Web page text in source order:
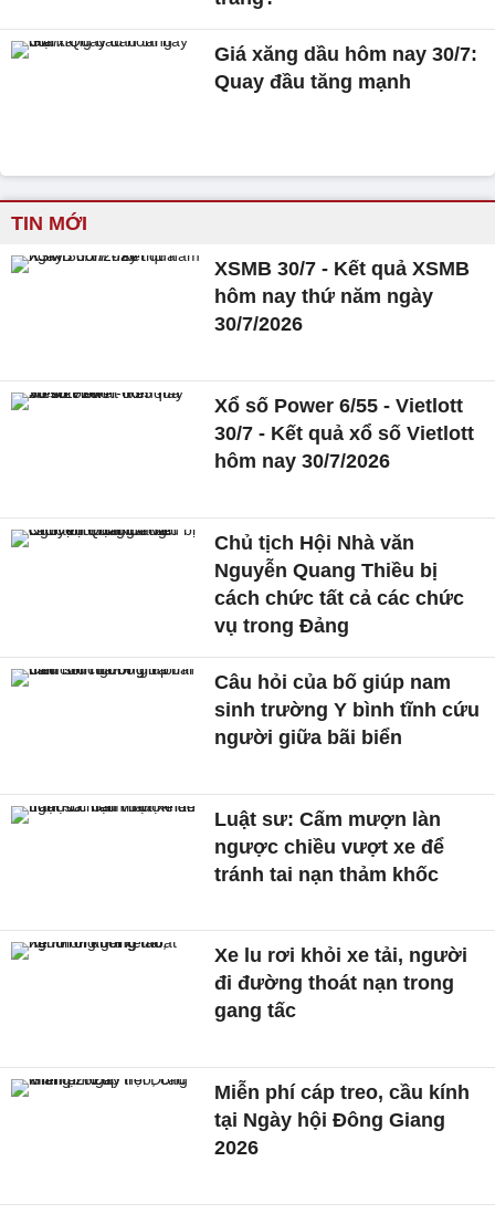
Giá xăng dầu hôm nay 30/7:
Quay đầu tăng mạnh
TIN MỚI
XSMB 30/7 - Kết quả XSMB
hôm nay thứ năm ngày
30/7/2026
Xổ số Power 6/55 - Vietlott
30/7 - Kết quả xổ số Vietlott
hôm nay 30/7/2026
Chủ tịch Hội Nhà văn
Nguyễn Quang Thiều bị
cách chức tất cả các chức
vụ trong Đảng
Câu hỏi của bố giúp nam
sinh trường Y bình tĩnh cứu
người giữa bãi biển
Luật sư: Cấm mượn làn
ngược chiều vượt xe để
tránh tai nạn thảm khốc
Xe lu rơi khỏi xe tải, người
đi đường thoát nạn trong
gang tấc
Miễn phí cáp treo, cầu kính
tại Ngày hội Đông Giang
2026